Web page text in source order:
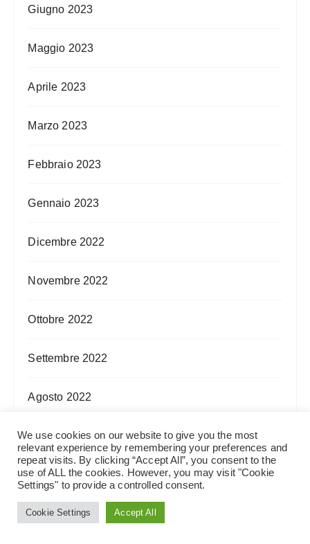
Giugno 2023
Maggio 2023
Aprile 2023
Marzo 2023
Febbraio 2023
Gennaio 2023
Dicembre 2022
Novembre 2022
Ottobre 2022
Settembre 2022
Agosto 2022
Luglio 2022
Giugno 2022
Maggio 2022
We use cookies on our website to give you the most
relevant experience by remembering your preferences and
repeat visits. By clicking “Accept All”, you consent to the
use of ALL the cookies. However, you may visit "Cookie
Settings" to provide a controlled consent.
Cookie Settings Accept All